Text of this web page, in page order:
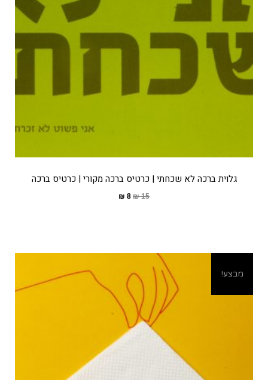
גלוית ברכה לא שכחתי | כרטיס ברכה מקורי | כרטיס ברכה
15
₪
8
₪
מבצע!